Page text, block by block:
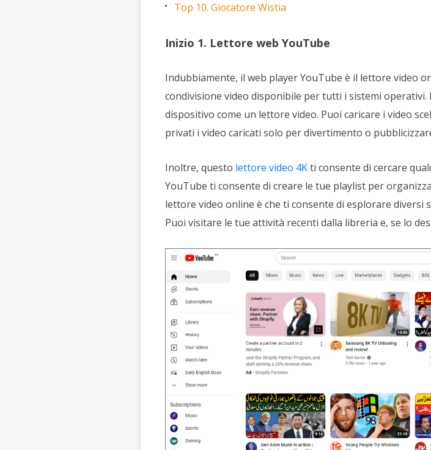
Top 10. Giocatore Wistia
Inizio 1. Lettore web YouTube
Indubbiamente, il web player YouTube è il lettore video
condivisione video disponibile per tutti i sistemi
dispositivo come un lettore video. Puoi caricare i video
privati i video caricati solo per divertimento o
Inoltre, questo lettore video 4Kti consente di cercare
YouTube ti consente di creare le tue playlist per
lettore video online è che ti consente di esplorare
Puoi visitare le tue attività recenti dalla libreria e, se lo